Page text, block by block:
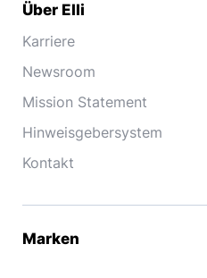
Über Elli
Karriere
Newsroom
Mission Statement
Hinweisgebersystem
Kontakt
Marken